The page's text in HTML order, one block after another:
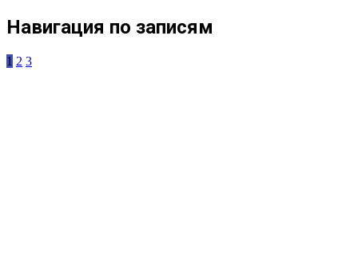
Навигация по записям
1 2 3